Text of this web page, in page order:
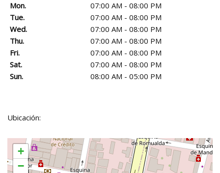
Mon.
07:00 AM - 08:00 PM
Tue.
07:00 AM - 08:00 PM
Wed.
07:00 AM - 08:00 PM
Thu.
07:00 AM - 08:00 PM
Fri.
07:00 AM - 08:00 PM
Sat.
07:00 AM - 08:00 PM
Sun.
08:00 AM - 05:00 PM
Ubicación:
+
−